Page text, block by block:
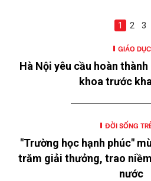
1 2 3
GIÁO DỤC
Hà Nội yêu cầu hoàn
khoa trước
ĐỜI SỐNG
"Trường học hạnh phúc"
trăm giải thưởng, trao
nước